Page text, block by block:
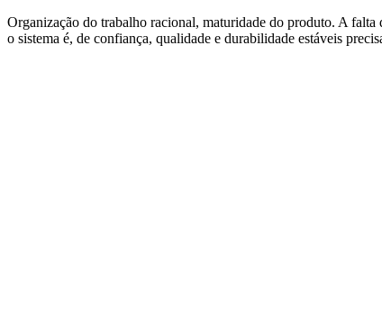
Organização do trabalho racional, maturidade do produto. A falta
o sistema é, de confiança, qualidade e durabilidade estáveis